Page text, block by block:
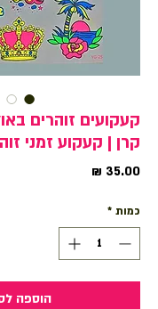
קעקועים זוהרים
קרן | קעקוע זמני
כמות *
הוספה